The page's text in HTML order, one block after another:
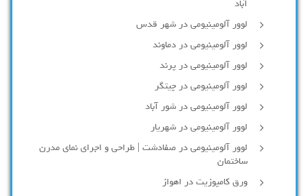
آباد
لوور آلومینیومی در شهر قدس
لوور آلومینیومی در دماوند
لوور آلومینیومی در پرند
لوور آلومینیومی در چیتگر
لوور آلومینیومی در شور آباد
لوور آلومينيومي در شهريار
لوور آلومینیومی در صفادشت | طراحی و اجرای نمای مدرن
ساختمان
ورق کامپوزیت در اهواز